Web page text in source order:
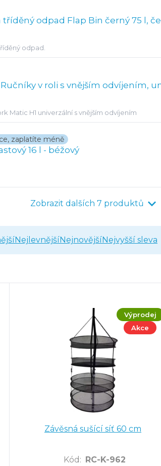
tříděný odpad Flap Bin černý 75 l,
odpad.
Ručníky v roli s vnějším odvíjením,
Matic H1 univerzální s vnějším odvíjením
zaplatíte méně
16 l - béžový
Zobrazit dalších 7 produktů
Nejlevnější Nejnovější Nejvyšší sleva
Výprodej
Akce
Závěsná sušící síť 60 cm
Kód : RC-K-962